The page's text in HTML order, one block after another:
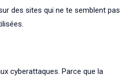
des sites qui ne te semblent pas
cyberattaques. Parce que la